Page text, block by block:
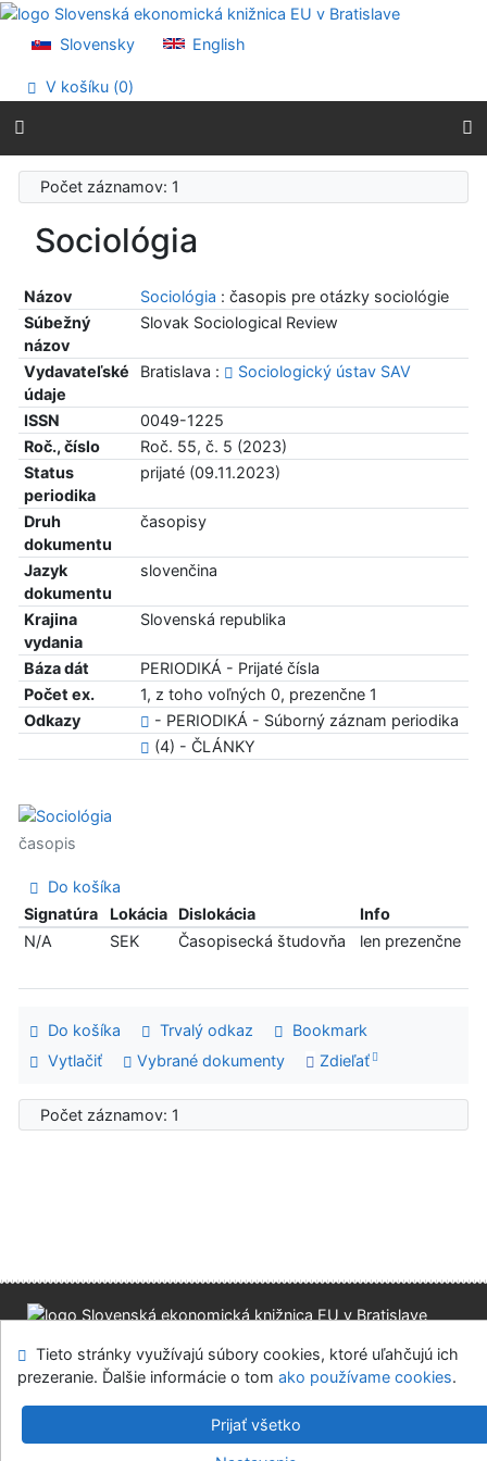
Prejsť na obsah
Prehlásenie o webovej prístupnosti
Slovensky English
V košíku (0)
Počet záznamov: 1
Sociológia
Názov Sociológia : časopis pre otázky sociológie
Súbežný
názov
Slovak Sociological Review
Vydavateľské
údaje
Bratislava : Sociologický ústav SAV
ISSN
0049-1225
Roč., číslo
Roč. 55, č. 5 (2023)
Status
periodika
prijaté (09.11.2023)
Druh
dokumentu
časopisy
Jazyk
dokumentu
slovenčina
Krajina
vydania
Slovenská republika
Báza dát
PERIODIKÁ - Prijaté čísla
Počet ex.
1, z toho voľných 0, prezenčne 1
Odkazy
- PERIODIKÁ - Súborný záznam periodika
(4) - ČLÁNKY
časopis
Do košíka
Signatúra
Lokácia Dislokácia
Info
N/A
SEK Časopisecká študovňa len prezenčne
Do košíka Trvalý odkaz
Bookmark
Vytlačiť
Vybrané dokumenty Zdieľať
Počet záznamov: 1
Modul OpenSearch
Napíšte nám Nastavenie cookies
Slovenská ekonomická knižnica EU v Bratislave
v.4.8.63a - Cosmotron Slovakia, s.r.o.
Tieto stránky využívajú súbory cookies, ktoré uľahčujú ich
prezeranie. Ďalšie informácie o tom ako používame cookies.
Prijať všetko